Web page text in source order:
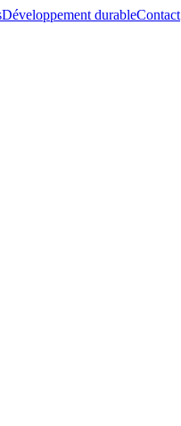
Développement durableContact